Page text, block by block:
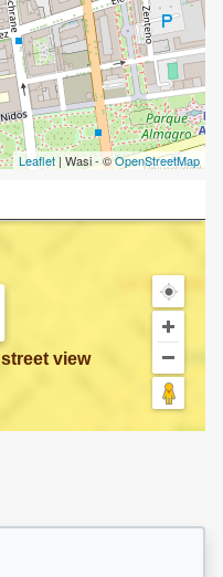
Leaflet| Wasi - ©OpenStreetMap
street view